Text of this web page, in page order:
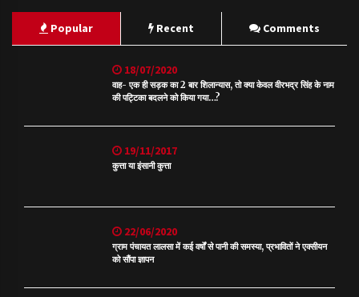
Popular Recent Comments
18/07/2020
वाह- एक ही सड़क का 2 बार शिलान्यास, तो क्या केवल वीरभद्र सिंह के नाम
की पट्टिका बदलने को किया गया…?
19/11/2017
कुत्ता या इंसानी कुत्ता
22/06/2020
ग्राम पंचायत लालसा में कई वर्षों से पानी की समस्या, प्रभावितों ने एक्सीयन
को सौंपा ज्ञापन